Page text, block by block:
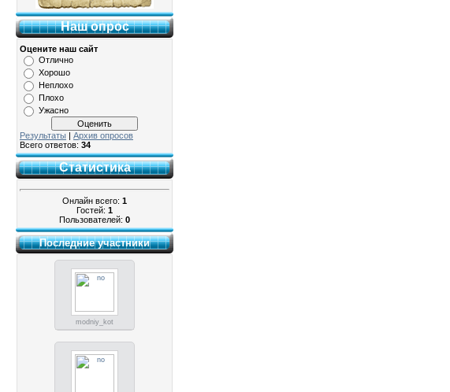
Наш опрос
Оцените наш сайт
Отлично
Хорошо
Неплохо
Плохо
Ужасно
Результаты | Архив опросов
Всего ответов: 34
Статистика
Онлайн всего: 1
Гостей: 1
Пользователей: 0
Последние участники
modniy_kot